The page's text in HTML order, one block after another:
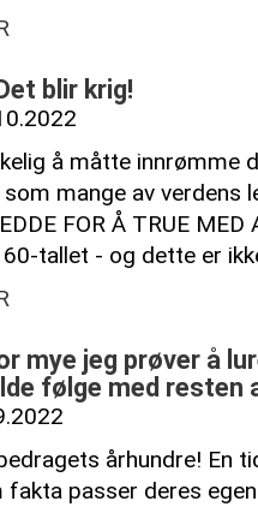
blir krig!
å måtte innrømme
mange av verdens
FOR Å TRUE
tallet - og dette er
mye jeg prøver å
følge med resten
århundre! En
fakta passer deres